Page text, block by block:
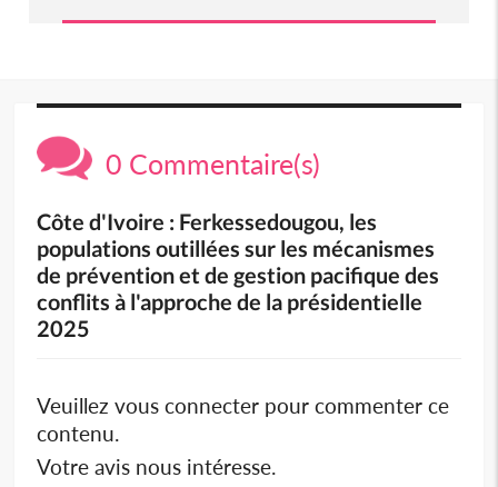
0 Commentaire(s)
Côte d'Ivoire : Ferkessedougou, les
populations outillées sur les mécanismes
de prévention et de gestion pacifique des
conflits à l'approche de la présidentielle
2025
Veuillez vous connecter pour commenter ce
contenu.
Votre avis nous intéresse.